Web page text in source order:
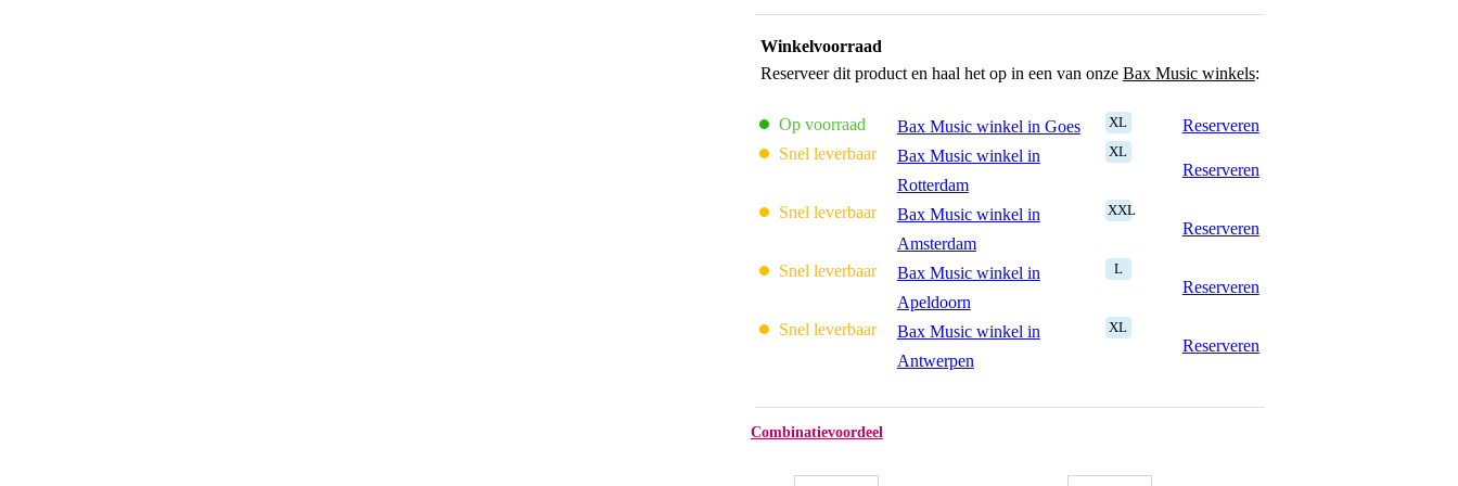
Winkelvoorraad
Reserveer dit product en haal het op in een van onze Bax Music winkels:
Op voorraad Bax Music winkel in Goes XL
Reserveren
Snel leverbaar
Bax Music winkel in
Rotterdam
XL
Reserveren
Snel leverbaar
Bax Music winkel in
Amsterdam
XXL
Reserveren
Snel leverbaar
Bax Music winkel in
Apeldoorn
L
Reserveren
Snel leverbaar
Bax Music winkel in
Antwerpen
XL
Reserveren
Combinatievoordeel